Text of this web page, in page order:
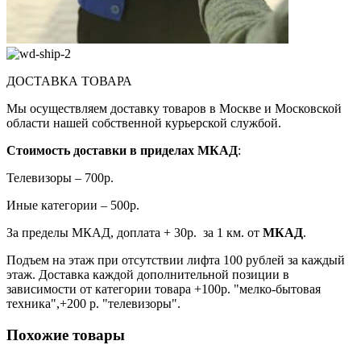
ДОСТАВКА ТОВАРА
Мы осуществляем доставку товаров в Москве и Московской
области нашей собственной курьерской службой.
Стоимость доставки в приделах МКАД:
Телевизоры – 700р.
Иные категории – 500р.
За пределы МКАД, доплата + 30р. за 1 км. от МКАД.
Подъем на этаж при отсутствии лифта 100 рублей за каждый
этаж. Доставка каждой дополнительной позиции в
зависимости от категории товара +100р. "мелко-бытовая
техника",+200 р. "телевизоры".
Похожие товары